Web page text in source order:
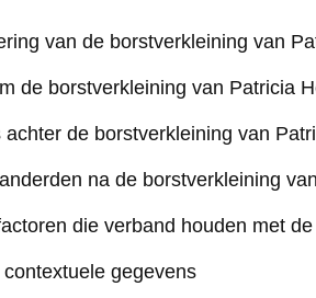
van de borstverkleining van
de borstverkleining van Patricia
de borstverkleining van
na de borstverkleining
die verband houden met
gegevens